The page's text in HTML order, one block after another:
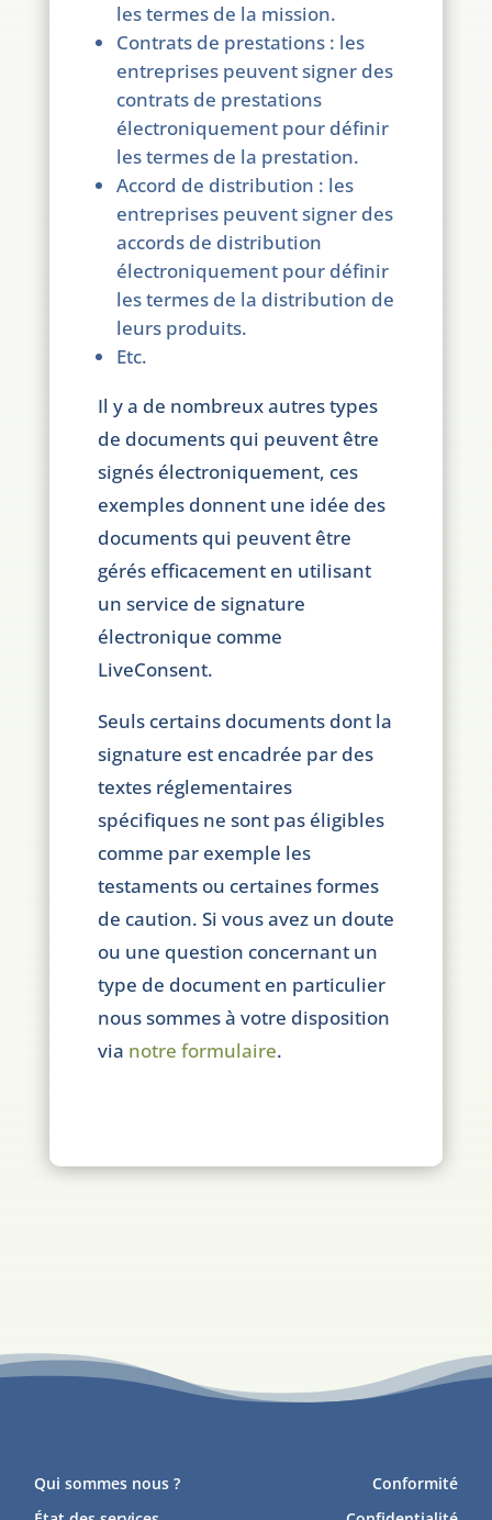
les termes de la mission.
Contrats de prestations : les
entreprises peuvent signer des
contrats de prestations
électroniquement pour définir
les termes de la prestation.
Accord de distribution : les
entreprises peuvent signer des
accords de distribution
électroniquement pour définir
les termes de la distribution de
leurs produits.
Etc.
Il y a de nombreux autres types
de documents qui peuvent être
signés électroniquement, ces
exemples donnent une idée des
documents qui peuvent être
gérés efficacement en utilisant
un service de signature
électronique comme
LiveConsent.
Seuls certains documents dont la
signature est encadrée par des
textes réglementaires
spécifiques ne sont pas éligibles
comme par exemple les
testaments ou certaines formes
de caution. Si vous avez un doute
ou une question concernant un
type de document en particulier
nous sommes à votre disposition
via notre formulaire.
Qui sommes nous ?
Conformité